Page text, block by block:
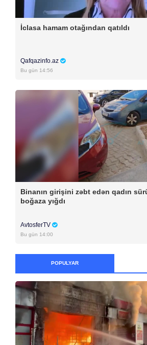
İclasa hamam otağından qatıldı
Qafqazinfo.az
Bu gün 14:56
Binanın girişini zəbt edən qadın
boğaza yığdı
AvtosferTV
Bu gün 14:00
POPULYAR